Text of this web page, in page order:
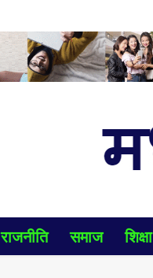
राजनीति समाज शिक्षा